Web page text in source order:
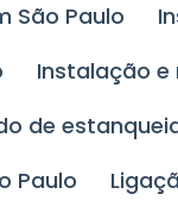
São Paulo
Instalação
de
Paulo